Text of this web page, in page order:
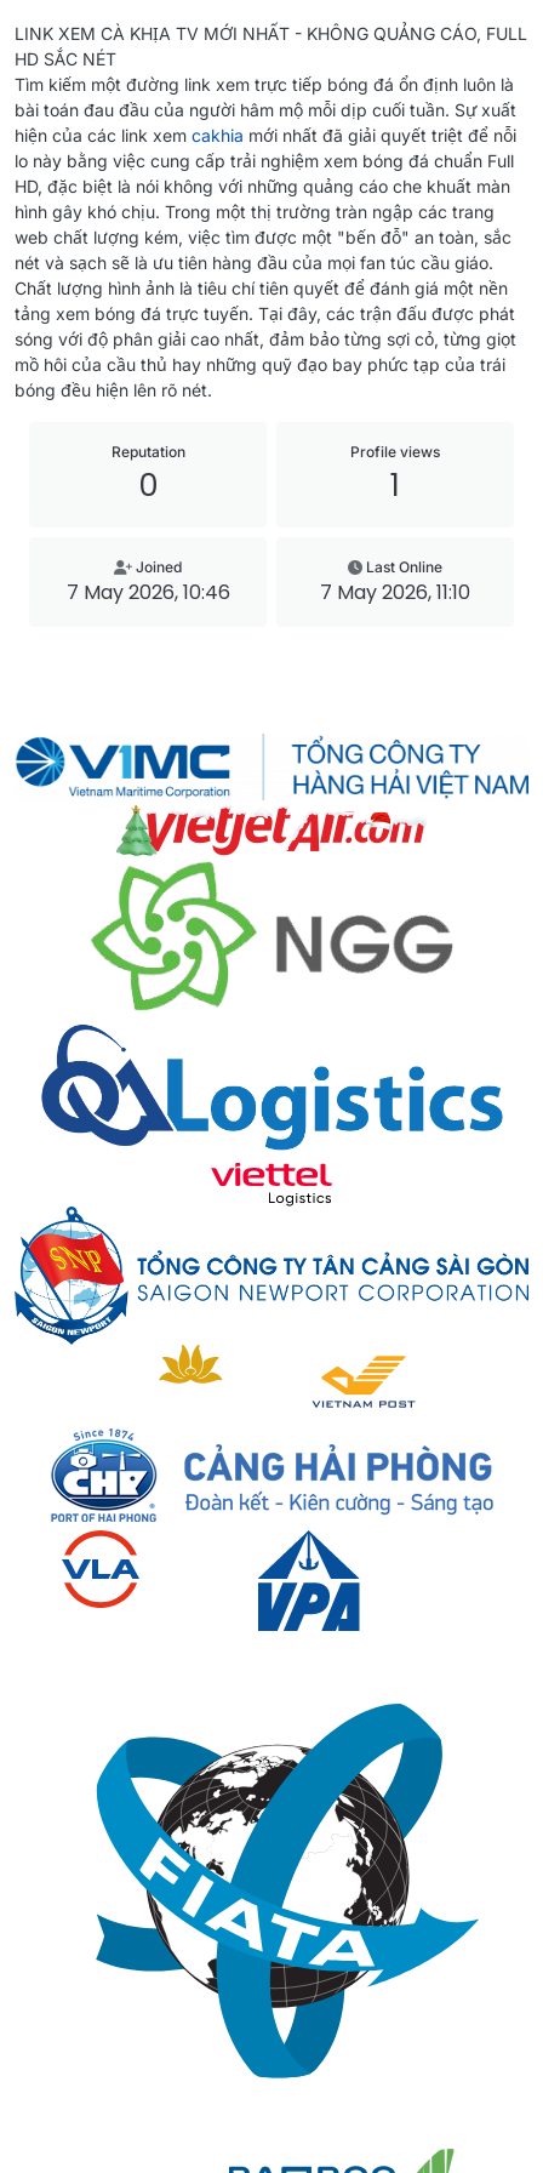
LINK XEM CÀ KHỊA TV MỚI NHẤT - KHÔNG QUẢNG CÁO, FULL
HD SẮC NÉT
Tìm kiếm một đường link xem trực tiếp bóng đá ổn định luôn là
bài toán đau đầu của người hâm mộ mỗi dịp cuối tuần. Sự xuất
hiện của các link xem cakhia mới nhất đã giải quyết triệt để nỗi
lo này bằng việc cung cấp trải nghiệm xem bóng đá chuẩn Full
HD, đặc biệt là nói không với những quảng cáo che khuất màn
hình gây khó chịu. Trong một thị trường tràn ngập các trang
web chất lượng kém, việc tìm được một "bến đỗ" an toàn, sắc
nét và sạch sẽ là ưu tiên hàng đầu của mọi fan túc cầu giáo.
Chất lượng hình ảnh là tiêu chí tiên quyết để đánh giá một nền
tảng xem bóng đá trực tuyến. Tại đây, các trận đấu được phát
sóng với độ phân giải cao nhất, đảm bảo từng sợi cỏ, từng giọt
mồ hôi của cầu thủ hay những quỹ đạo bay phức tạp của trái
bóng đều hiện lên rõ nét.
Reputation
0
Profile views
1
Joined
7 May 2026, 10:46
Last Online
7 May 2026, 11:10